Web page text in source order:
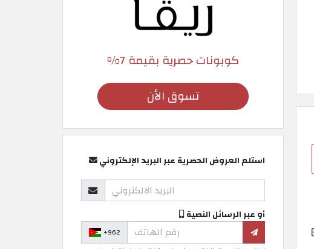
كوبونات حصرية بقيمة 7%
تسوق الأن
استلم العروض الحصرية عبر البريد الإلكتروني
أو عبر الرسائل النصية
+962